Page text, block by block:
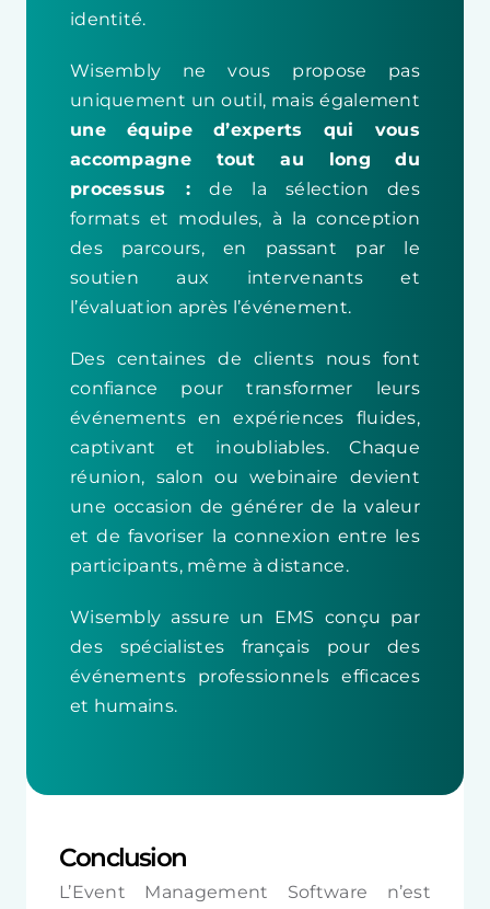
identité.
Wisembly ne vous propose pas
uniquement un outil, mais également
une équipe d’experts qui vous
accompagne tout au long du
processus : de la sélection des
formats et modules, à la conception
des parcours, en passant par le
soutien aux intervenants et
l’évaluation après l’événement.
Des centaines de clients nous font
confiance pour transformer leurs
événements en expériences fluides,
captivant et inoubliables. Chaque
réunion, salon ou webinaire devient
une occasion de générer de la valeur
et de favoriser la connexion entre les
participants, même à distance.
Wisembly assure un EMS conçu par
des spécialistes français pour des
événements professionnels efficaces
et humains.
Conclusion
L’Event Management Software n’est